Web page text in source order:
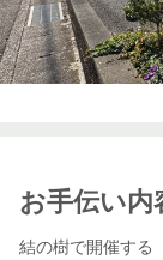
お手伝い内
結の樹で開催する